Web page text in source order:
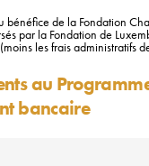
bénéfice de la Fondation
par la Fondation de
les frais administratifs
au
bancaire